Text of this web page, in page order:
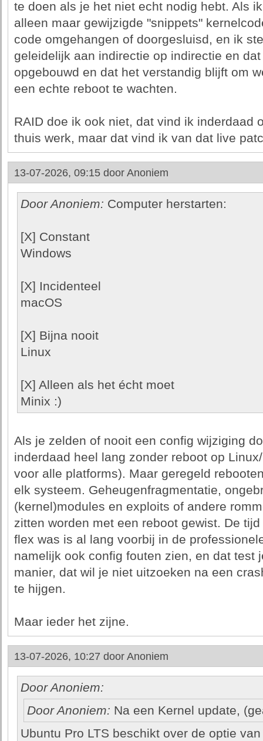
te doen als je het niet echt nodig hebt. Als
alleen maar gewijzigde "snippets"
code omgehangen of doorgesluisd, en ik
geleidelijk aan indirectie op indirectie en
opgebouwd en dat het verstandig blijft om
een echte reboot te wachten.
RAID doe ik ook niet, dat vind ik inderdaad
thuis werk, maar dat vind ik van dat live
13-07-2026, 09:15 door Anoniem
Door Anoniem: Computer herstarten:
[X] Constant
Windows
[X] Incidenteel
macOS
[X] Bijna nooit
Linux
[X] Alleen als het écht moet
Minix :)
Als je zelden of nooit een config wijziging
inderdaad heel lang zonder reboot op
voor alle platforms). Maar geregeld
elk systeem. Geheugenfragmentatie,
(kernel)modules en exploits of andere
zitten worden met een reboot gewist. De
flex was is al lang voorbij in de
namelijk ook config fouten zien, en dat test
manier, dat wil je niet uitzoeken na een
te hijgen.
Maar ieder het zijne.
13-07-2026, 10:27 door Anoniem
Door Anoniem:
Door Anoniem: Na een Kernel update,
Ubuntu Pro LTS beschikt over de optie